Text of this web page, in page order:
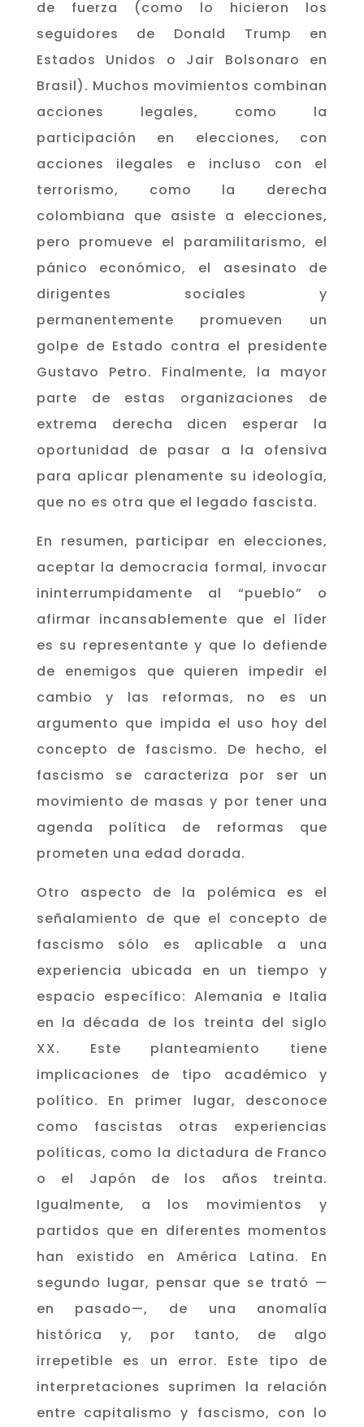
de fuerza (como lo hicieron los
seguidores de Donald Trump en
Estados Unidos o Jair Bolsonaro en
Brasil). Muchos movimientos combinan
acciones legales, como la
participación en elecciones, con
acciones ilegales e incluso con el
terrorismo, como la derecha
colombiana que asiste a elecciones,
pero promueve el paramilitarismo, el
pánico económico, el asesinato de
dirigentes sociales y
permanentemente promueven un
golpe de Estado contra el presidente
Gustavo Petro. Finalmente, la mayor
parte de estas organizaciones de
extrema derecha dicen esperar la
oportunidad de pasar a la ofensiva
para aplicar plenamente su ideología,
que no es otra que el legado fascista.
En resumen, participar en elecciones,
aceptar la democracia formal, invocar
ininterrumpidamente al “pueblo” o
afirmar incansablemente que el líder
es su representante y que lo defiende
de enemigos que quieren impedir el
cambio y las reformas, no es un
argumento que impida el uso hoy del
concepto de fascismo. De hecho, el
fascismo se caracteriza por ser un
movimiento de masas y por tener una
agenda política de reformas que
prometen una edad dorada.
Otro aspecto de la polémica es el
señalamiento de que el concepto de
fascismo sólo es aplicable a una
experiencia ubicada en un tiempo y
espacio específico: Alemania e Italia
en la década de los treinta del siglo
XX. Este planteamiento tiene
implicaciones de tipo académico y
político. En primer lugar, desconoce
como fascistas otras experiencias
políticas, como la dictadura de Franco
o el Japón de los años treinta.
Igualmente, a los movimientos y
partidos que en diferentes momentos
han existido en América Latina. En
segundo lugar, pensar que se trató —
en pasado—, de una anomalía
histórica y, por tanto, de algo
irrepetible es un error. Este tipo de
interpretaciones suprimen la relación
entre capitalismo y fascismo, con lo